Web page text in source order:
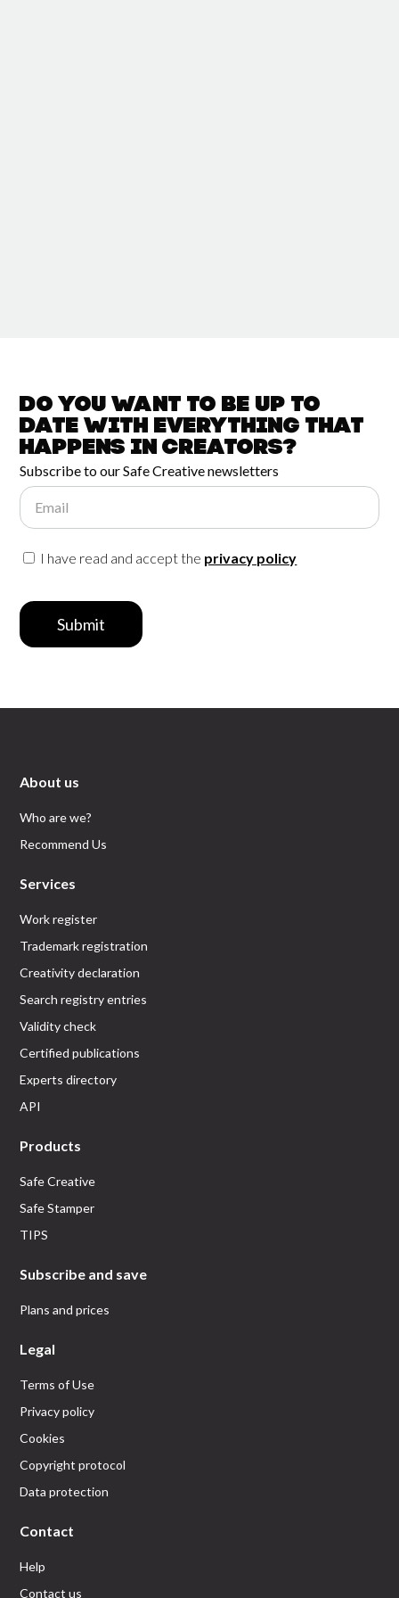
Do you want to be up to
date witheverything that
happens inCreators?
Subscribe to our Safe Creative newsletters
Email
I have read and accept the privacy policy
Submit
About us
Who are we?
Recommend Us
Services
Work register
Trademark registration
Creativity declaration
Search registry entries
Validity check
Certified publications
Experts directory
API
Products
Safe Creative
Safe Stamper
TIPS
Subscribe and save
Plans and prices
Legal
Terms of Use
Privacy policy
Cookies
Copyright protocol
Data protection
Contact
Help
Contact us